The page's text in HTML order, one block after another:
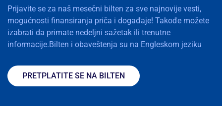
Prijavite se za naš mesečni bilten za sve najnovije vesti,
mogućnosti finansiranja priča i događaje! Takođe možete
izabrati da primate nedeljni sažetak ili trenutne
informacije.Bilten i obaveštenja su na Engleskom jeziku
PRETPLATITE SE NA BILTEN